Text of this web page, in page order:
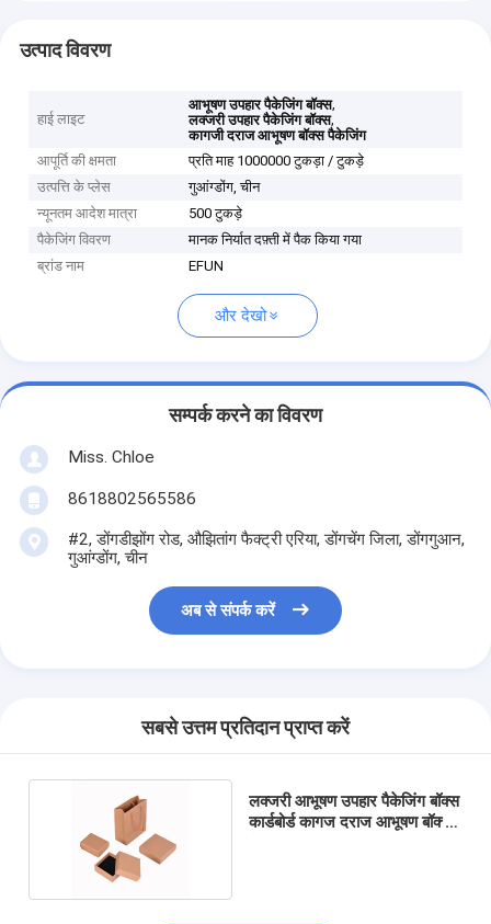
उत्पाद विवरण
हाई लाइट
आभूषण उपहार पैकेजिंग बॉक्स,
लक्जरी उपहार पैकेजिंग बॉक्स,
कागजी दराज आभूषण बॉक्स पैकेजिंग
आपूर्ति की क्षमता
प्रति माह 1000000 टुकड़ा / टुकड़े
उत्पत्ति के प्लेस
गुआंग्डोंग, चीन
न्यूनतम आदेश मात्रा
500 टुकड़े
पैकेजिंग विवरण
मानक निर्यात दफ़्ती में पैक किया गया
ब्रांड नाम
EFUN
और देखो
सम्पर्क करने का विवरण
Miss. Chloe
8618802565586
#2, डोंगडीझोंग रोड, औझितांग फैक्ट्री एरिया, डोंगचेंग जिला, डोंगगुआन,
गुआंग्डोंग, चीन
अब से संपर्क करें
सबसे उत्तम प्रतिदान प्राप्त करें
लक्जरी आभूषण उपहार पैकेजिंग बॉक्स
कार्डबोर्ड कागज दराज आभूषण बॉक्स